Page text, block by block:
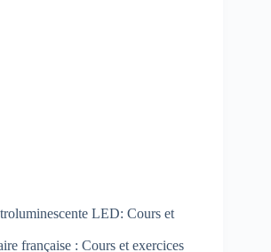
LED: Cours et
française : Cours et exercices